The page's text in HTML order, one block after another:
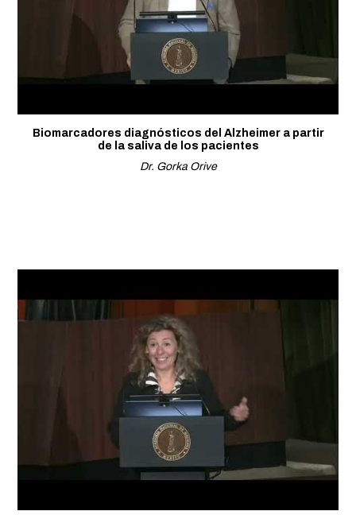
Biomarcadores diagnósticos del Alzheimer a partir
de la saliva de los pacientes
Dr. Gorka Orive